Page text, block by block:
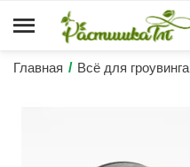
Главная / Всё для гроувинга